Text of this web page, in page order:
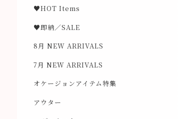
♥HOT Items
♥即納／SALE
8月 NEW ARRIVALS
7月 NEW ARRIVALS
オケージョンアイテム特集
アウター